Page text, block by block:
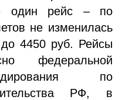
один рейс – по
не изменилась
4450 руб. Рейсы
федеральной
по
РФ, в